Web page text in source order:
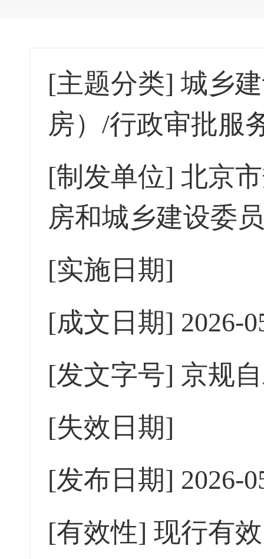
[主题分类] 城乡
房）/行政审批服
[制发单位] 北京
房和城乡建设委
[实施日期]
[成文日期] 2026-
[发文字号] 京规
[失效日期]
[发布日期] 2026-
[有效性] 现行有效